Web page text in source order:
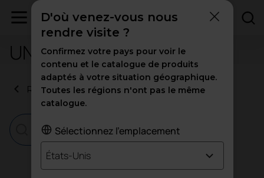
UNE-EN 12727:2017
Retour aux certificats
D'où venez-vous nous
rendre visite ?
Confirmez votre pays pour voir le
contenu et le catalogue de produits
adaptés à votre situation géographique.
Toutes les régions n'ont pas le même
catalogue.
Sélectionnez l'emplacement
États-Unis